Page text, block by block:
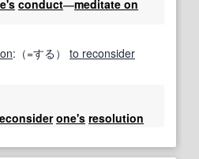
's conduct―meditate on
:（=する） to reconsider
one's resolution